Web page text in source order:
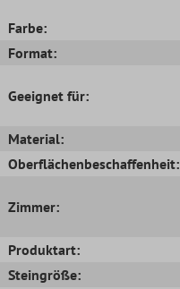
Farbe:
Format:
Geeignet für:
Material:
Oberflächenbeschaffenheit:
Zimmer:
Produktart:
Steingröße: